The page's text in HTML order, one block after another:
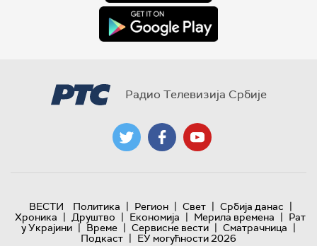
Радио Телевизија Србије
ВЕСТИ Политика | Регион | Свет | Србија данас |
Хроника | Друштво | Економија | Мерила времена | Рат
у Украјини | Време | Сервисне вести | Сматрачница |
Подкаст | ЕУ могућности 2026